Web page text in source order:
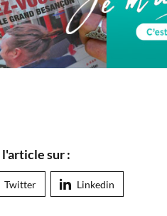
sur :
Twitter Linkedin